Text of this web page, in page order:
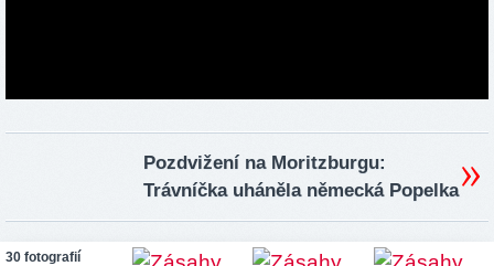
Pozdvižení na Moritzburgu:
Trávníčka uháněla německá Popelka
30 fotografií